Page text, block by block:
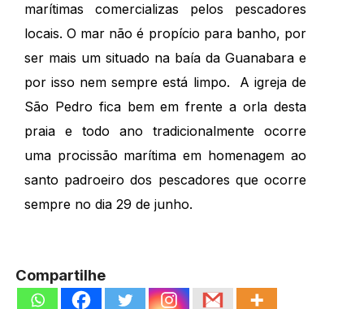
marítimas comercializas pelos pescadores
locais. O mar não é propício para banho, por
ser mais um situado na baía da Guanabara e
por isso nem sempre está limpo. A igreja de
São Pedro fica bem em frente a orla desta
praia e todo ano tradicionalmente ocorre
uma procissão marítima em homenagem ao
santo padroeiro dos pescadores que ocorre
sempre no dia 29 de junho.
Compartilhe